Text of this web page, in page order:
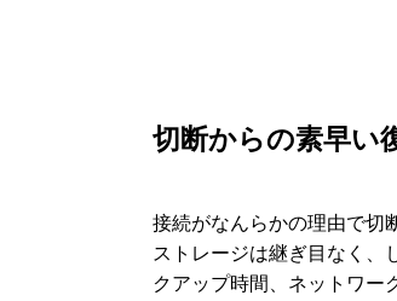
切断からの素早い
接続がなんらかの理由で切
ストレージは継ぎ目なく、
クアップ時間、ネットワー